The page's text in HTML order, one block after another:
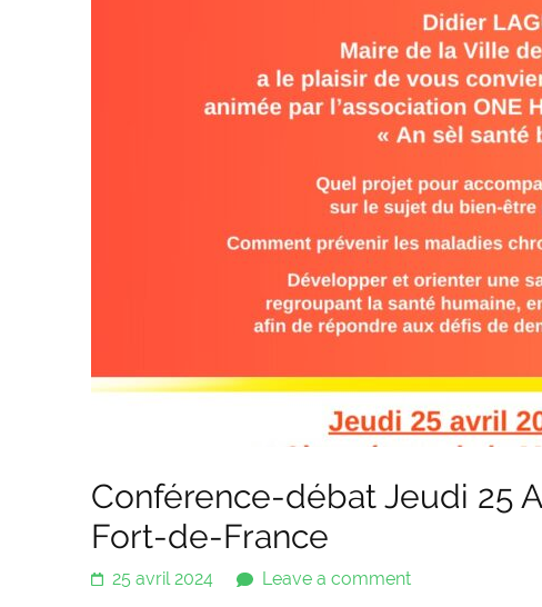
Conférence-débat Jeudi 25
Fort-de-France
25 avril 2024 Leave a comment